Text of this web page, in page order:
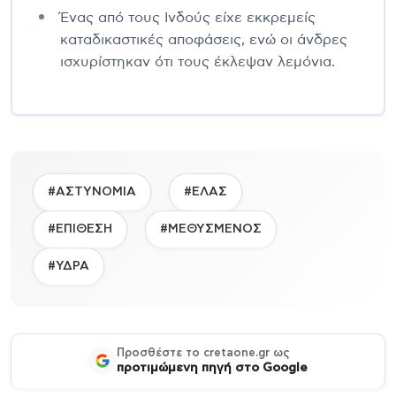
Ένας από τους Ινδούς είχε εκκρεμείς
καταδικαστικές αποφάσεις, ενώ οι άνδρες
ισχυρίστηκαν ότι τους έκλεψαν λεμόνια.
#ΑΣΤΥΝΟΜΙΑ #ΕΛΑΣ
#ΕΠΙΘΕΣΗ #ΜΕΘΥΣΜΕΝΟΣ
#ΥΔΡΑ
Προσθέστε το cretaone.gr ως
προτιμώμενη πηγή στο Google